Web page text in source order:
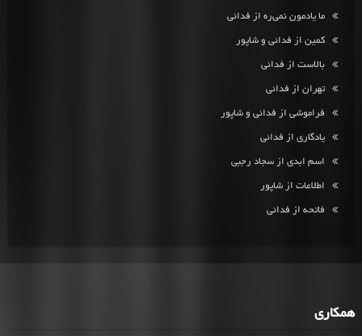
ما یادمون نمی‌ره از فدائی
کمین از فدائی و شاپور
بالاست از فدائی
تهران از فدائی
فراموشی از فدائی و شاپور
یادگاری از فدائی
اسم ابدی از سجاد رجبی
اطلاعات از شاپور
فاتحه از فدائی
همکاری